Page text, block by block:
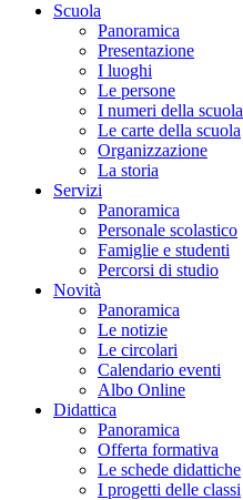
Scuola
Panoramica
Presentazione
I luoghi
Le persone
I numeri della scuola
Le carte della scuola
Organizzazione
La storia
Servizi
Panoramica
Personale scolastico
Famiglie e studenti
Percorsi di studio
Novità
Panoramica
Le notizie
Le circolari
Calendario eventi
Albo Online
Didattica
Panoramica
Offerta formativa
Le schede didattiche
I progetti delle classi